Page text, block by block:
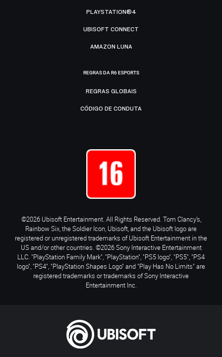
PLAYSTATION®4
UBISOFT CONNECT
AMAZON LUNA
REGRAS DA R6 ESPORTS
REGRAS GLOBAIS
CÓDIGO DE CONDUTA
©2026 Ubisoft Entertainment. All Rights Reserved. Tom Clancy’s,
Rainbow Six, the Soldier Icon, Ubisoft, and the Ubisoft logo are
registered or unregistered trademarks of Ubisoft Entertainment in the
US and/or other countries. ©2026 Sony Interactive Entertainment
LLC. "PlayStation Family Mark", "PlayStation", "PS5 logo", "PS5", "PS4
logo", "PS4", "PlayStation Shapes Logo" and "Play Has No Limits" are
registered trademarks or trademarks of Sony Interactive
Entertainment Inc.